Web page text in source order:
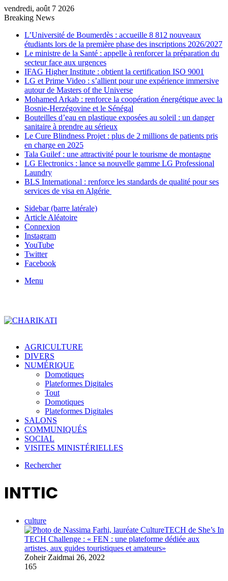
vendredi, août 7 2026
Breaking News
L’Université de Boumerdès : accueille 8 812 nouveaux
étudiants lors de la première phase des inscriptions 2026/2027
Le ministre de la Santé : appelle à renforcer la préparation du
secteur face aux urgences
IFAG Higher Institute : obtient la certification ISO 9001
LG et Prime Video : s’allient pour une expérience immersive
autour de Masters of the Universe
Mohamed Arkab : renforce la coopération énergétique avec la
Bosnie-Herzégovine et le Sénégal
Bouteilles d’eau en plastique exposées au soleil : un danger
sanitaire à prendre au sérieux
Le Cure Blindness Projet : plus de 2 millions de patients pris
en charge en 2025
Tala Guilef : une attractivité pour le tourisme de montagne
LG Electronics : lance sa nouvelle gamme LG Professional
Laundry
BLS International : renforce les standards de qualité pour ses
services de visa en Algérie
Sidebar (barre latérale)
Article Aléatoire
Connexion
Instagram
YouTube
Twitter
Facebook
Menu
AGRICULTURE
DIVERS
NUMÉRIQUE
Domotiques
Plateformes Digitales
Tout
Domotiques
Plateformes Digitales
SALONS
COMMUNIQUÉS
SOCIAL
VISITES MINISTÉRIELLES
Rechercher
INTTIC
culture
Zoheir Zaidmai 26, 2022
165